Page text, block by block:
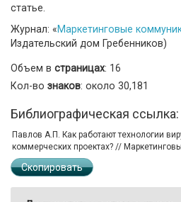
статье.
Журнал: «Маркетинговые
Издательский дом Гребенников)
Объем в страницах: 16
Кол-во знаков: около 30,181
Библиографическая ссылка:
Скопировать